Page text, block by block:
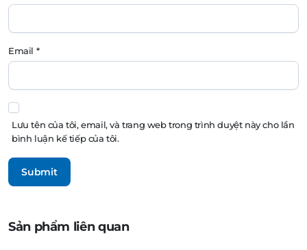
Email *
Lưu tên của tôi, email, và trang web trong trình duyệt này cho lần
bình luận kế tiếp của tôi.
Sản phẩm liên quan